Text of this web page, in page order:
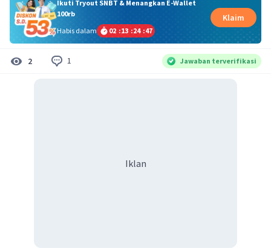
Ikuti Tryout SNBT & Menangkan E-Wallet
100rb
Habis dalam
02 :13 :24 :47
Klaim
2 1 Jawaban terverifikasi
Iklan